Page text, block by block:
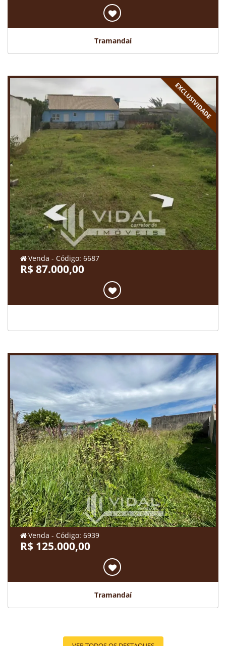
Tramandaí
EXCLUSIVIDADE
Venda - Código: 6687
R$ 87.000,00
Venda - Código: 6939
R$ 125.000,00
Tramandaí